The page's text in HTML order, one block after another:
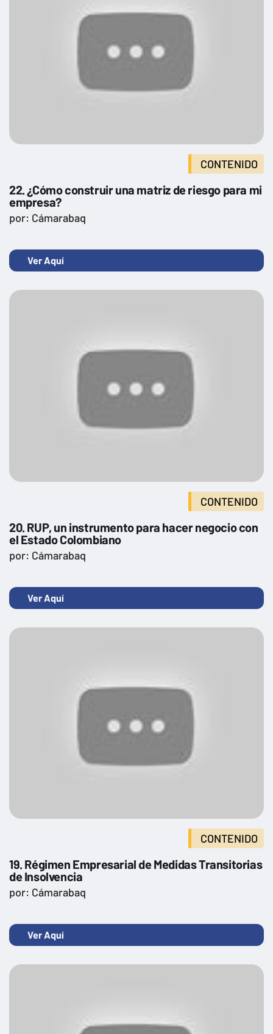
CONTENIDO
22. ¿Cómo construir una matriz de riesgo para mi
empresa?
por: Cámarabaq
Ver Aquí
CONTENIDO
20. RUP, un instrumento para hacer negocio con
el Estado Colombiano
por: Cámarabaq
Ver Aquí
CONTENIDO
19. Régimen Empresarial de Medidas Transitorias
de Insolvencia
por: Cámarabaq
Ver Aquí